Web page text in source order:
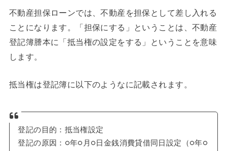
不動産担保ローンでは、不動産を担保として差し入れる
ことになります。「担保にする」ということは、不動産
登記簿謄本に「抵当権の設定をする」ということを意味
します。
抵当権は登記簿に以下のようなに記載されます。
登記の目的：抵当権設定
登記の原因：○年○月○日金銭消費貸借同日設定（○年○